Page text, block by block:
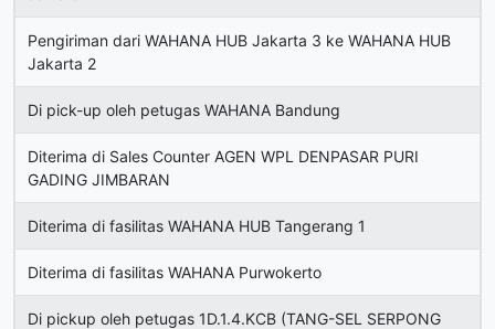
Pengiriman dari WAHANA HUB Jakarta 3 ke WAHANA HUB
Jakarta 2
Di pick-up oleh petugas WAHANA Bandung
Diterima di Sales Counter AGEN WPL DENPASAR PURI
GADING JIMBARAN
Diterima di fasilitas WAHANA HUB Tangerang 1
Diterima di fasilitas WAHANA Purwokerto
Di pickup oleh petugas 1D.1.4.KCB (TANG-SEL SERPONG